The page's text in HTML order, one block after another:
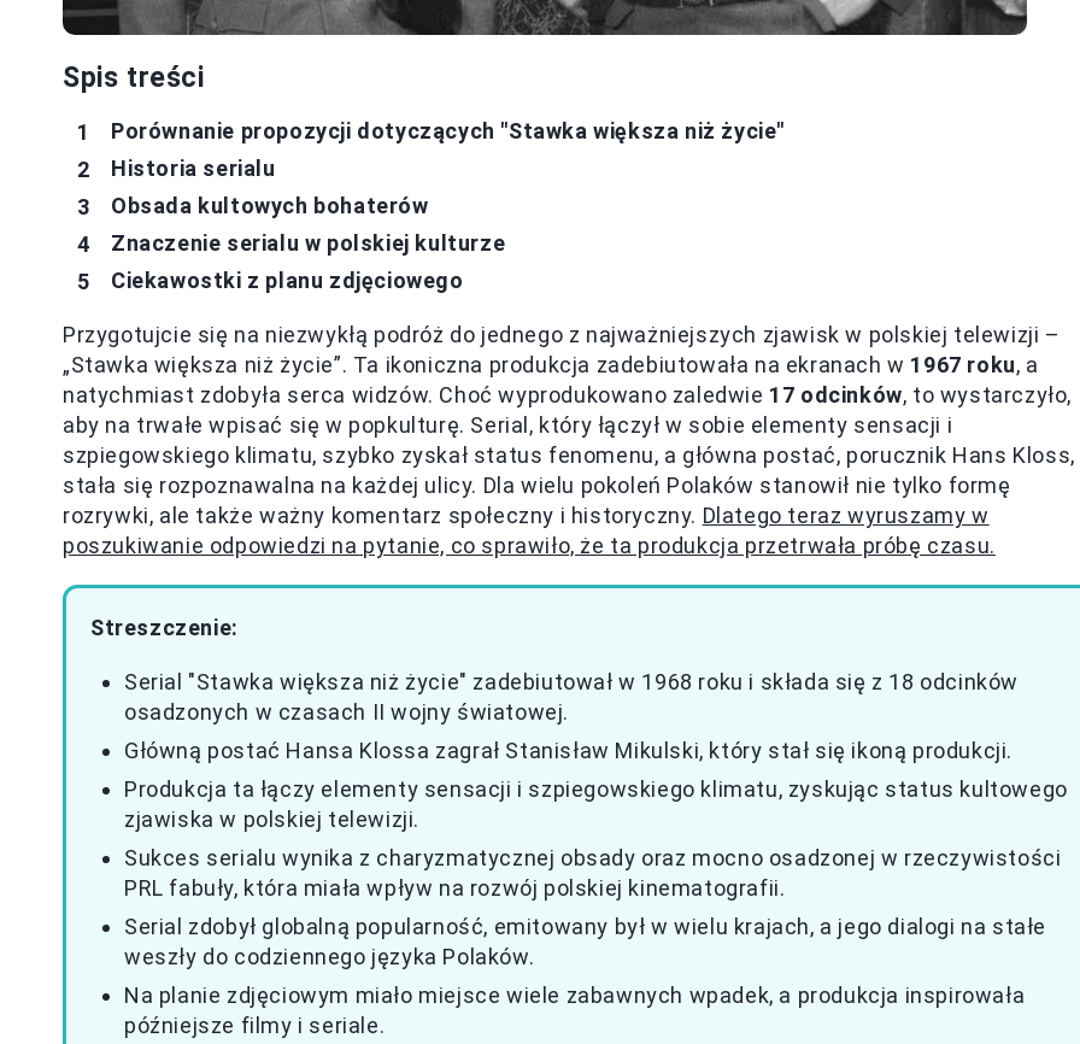
Spis treści
Porównanie propozycji dotyczących "Stawka większa niż życie"
Historia serialu
Obsada kultowych bohaterów
Znaczenie serialu w polskiej kulturze
Ciekawostki z planu zdjęciowego
Przygotujcie się na niezwykłą podróż do jednego z najważniejszych zjawisk w polskiej telewizji –
„Stawka większa niż życie”. Ta ikoniczna produkcja zadebiutowała na ekranach w 1967 roku, a
natychmiast zdobyła serca widzów. Choć wyprodukowano zaledwie 17 odcinków, to wystarczyło,
aby na trwałe wpisać się w popkulturę. Serial, który łączył w sobie elementy sensacji i
szpiegowskiego klimatu, szybko zyskał status fenomenu, a główna postać, porucznik Hans Kloss,
stała się rozpoznawalna na każdej ulicy. Dla wielu pokoleń Polaków stanowił nie tylko formę
rozrywki, ale także ważny komentarz społeczny i historyczny. Dlatego teraz wyruszamy w
poszukiwanie odpowiedzi na pytanie, co sprawiło, że ta produkcja przetrwała próbę czasu.
Streszczenie:
Serial "Stawka większa niż życie" zadebiutował w 1968 roku i składa się z 18 odcinków
osadzonych w czasach II wojny światowej.
Główną postać Hansa Klossa zagrał Stanisław Mikulski, który stał się ikoną produkcji.
Produkcja ta łączy elementy sensacji i szpiegowskiego klimatu, zyskując status kultowego
zjawiska w polskiej telewizji.
Sukces serialu wynika z charyzmatycznej obsady oraz mocno osadzonej w rzeczywistości
PRL fabuły, która miała wpływ na rozwój polskiej kinematografii.
Serial zdobył globalną popularność, emitowany był w wielu krajach, a jego dialogi na stałe
weszły do codziennego języka Polaków.
Na planie zdjęciowym miało miejsce wiele zabawnych wpadek, a produkcja inspirowała
późniejsze filmy i seriale.